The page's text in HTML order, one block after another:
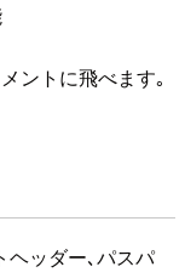
ントに飛べます｡
ヘッダー､パスパ